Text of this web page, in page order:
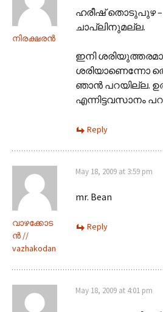
നിരക്ഷരന്‍
ഹരീഷ് തൊടുപുഴ –
ചാപ്ലിനുമല്ല.
ഇനി
ശരിയാണെന്നോ
ഞാ‍ന്‍ പറയില്ല.
എന്നിട്ടവസാനം
Reply
വാഴക്കോട
ന്‍ ‍//
vazhakodan
May 18, 2009 at 3:59 pm
mr. Bean
Reply
May 18, 2009 at 4:01 pm